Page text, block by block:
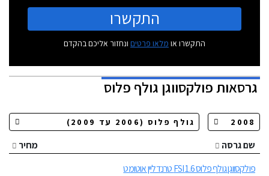
התקשרו
התקשרו או מלאו פרטים ונחזור אליכם בהקדם
גרסאותפולקסווגן גולף פלוס
שם גרסה
מחיר
פולקסווגן גולף פלוס 1.6 FSI טרנדליין אוטומט